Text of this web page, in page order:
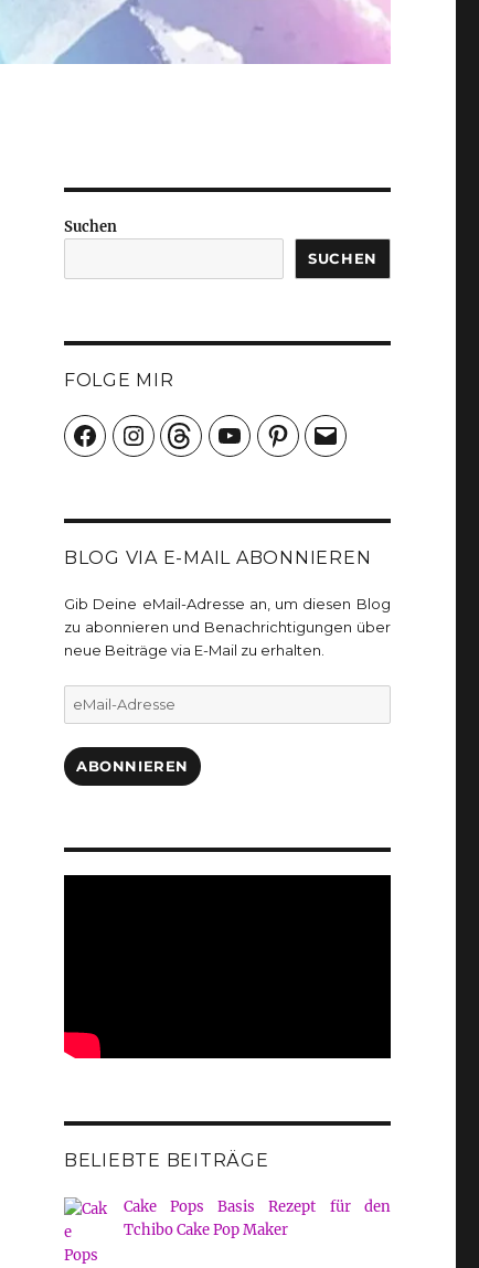
Suchen
SUCHEN
FOLGE MIR
FacebookInstagramThreadsYouTubePinterest
E-
Mail
BLOG VIA E-MAIL ABONNIEREN
Gib Deine eMail-Adresse an, um diesen Blog
zu abonnieren und Benachrichtigungen über
neue Beiträge via E-Mail zu erhalten.
eMail-
ABONNIEREN
BELIEBTE BEITRÄGE
Cake Pops Basis Rezept für den
Tchibo Cake Pop Maker